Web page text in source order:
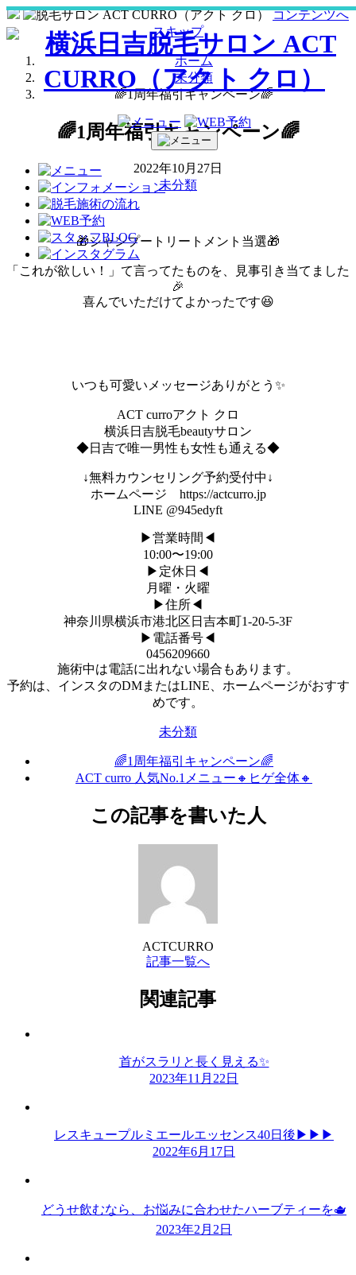
コンテンツへ
スキップ
ホーム
未分類
🌈1周年福引キャンペーン🌈
🌈1周年福引キャンペーン🌈
2022年10月27日
未分類
🎁シャンプートリートメント当選🎁
「これが欲しい！」て言ってたものを、見事引き当てました
🎉
喜んでいただけてよかったです😆
いつも可愛いメッセージありがとう✨
ACT curroアクト クロ
横浜日吉脱毛beautyサロン
◆日吉で唯一男性も女性も通える◆
↓無料カウンセリング予約受付中↓
ホームページ https://actcurro.jp
LINE @945edyft
▶︎営業時間◀︎
10:00〜19:00
▶︎定休日◀︎
月曜・火曜
▶︎住所◀︎
神奈川県横浜市港北区日吉本町1-20-5-3F
▶︎電話番号◀︎
0456209660
施術中は電話に出れない場合もあります。
予約は、インスタのDMまたはLINE、ホームページがおすす
めです。
未分類
🌈1周年福引キャンペーン🌈
ACT curro 人気No.1メニュー🔸ヒゲ全体🔸
この記事を書いた人
ACTCURRO
記事一覧へ
関連記事
首がスラリと長く見える✨
2023年11月22日
レスキュープルミエールエッセンス40日後▶︎▶︎▶︎
2022年6月17日
どうせ飲むなら、お悩みに合わせたハーブティーを🫖
2023年2月2日